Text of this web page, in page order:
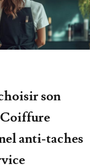
son
anti-taches